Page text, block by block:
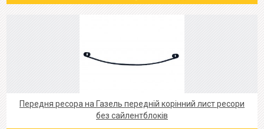
Передня ресора на Газель передній корінний лист ресори
без сайлентблоків